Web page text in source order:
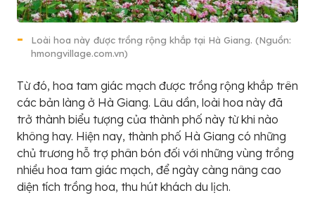
Loài hoa này được trồng rộng khắp tại Hà Giang. (Nguồn:
hmongvillage.com.vn)
Từ đó, hoa tam giác mạch được trồng rộng khắp trên
các bản làng ở Hà Giang. Lâu dần, loài hoa này đã
trở thành biểu tượng của thành phố này từ khi nào
không hay. Hiện nay, thành phố Hà Giang có những
chủ trương hỗ trợ phân bón đối với những vùng trồng
nhiều hoa tam giác mạch, để ngày càng nâng cao
diện tích trồng hoa, thu hút khách du lịch.